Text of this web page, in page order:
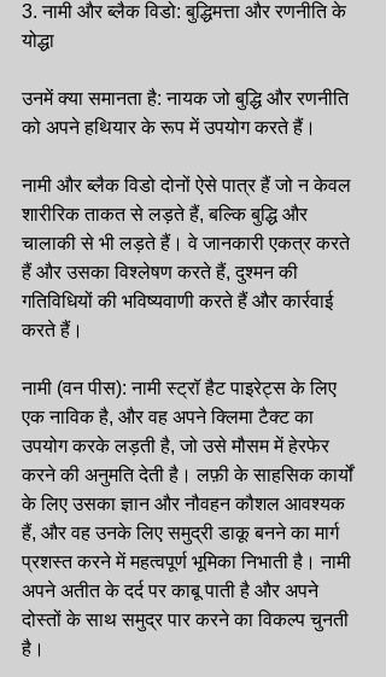
3. नामी और ब्लैक विडो: बुद्धिमत्ता और रणनीति के
योद्धा
उनमें क्या समानता है: नायक जो बुद्धि और रणनीति
को अपने हथियार के रूप में उपयोग करते हैं।
नामी और ब्लैक विडो दोनों ऐसे पात्र हैं जो न केवल
शारीरिक ताकत से लड़ते हैं, बल्कि बुद्धि और
चालाकी से भी लड़ते हैं। वे जानकारी एकत्र करते
हैं और उसका विश्लेषण करते हैं, दुश्मन की
गतिविधियों की भविष्यवाणी करते हैं और कार्रवाई
करते हैं।
नामी (वन पीस): नामी स्ट्रॉ हैट पाइरेट्स के लिए
एक नाविक है, और वह अपने क्लिमा टैक्ट का
उपयोग करके लड़ती है, जो उसे मौसम में हेरफेर
करने की अनुमति देती है। लफ़ी के साहसिक कार्यों
के लिए उसका ज्ञान और नौवहन कौशल आवश्यक
हैं, और वह उनके लिए समुद्री डाकू बनने का मार्ग
प्रशस्त करने में महत्वपूर्ण भूमिका निभाती है। नामी
अपने अतीत के दर्द पर काबू पाती है और अपने
दोस्तों के साथ समुद्र पार करने का विकल्प चुनती
है।